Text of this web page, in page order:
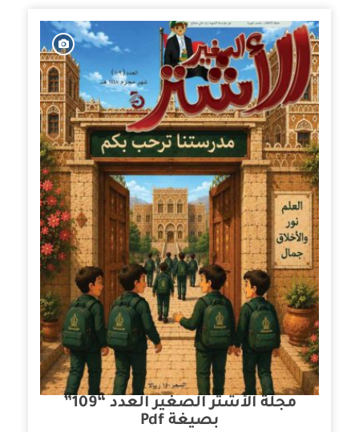
مجلة الأشتر الصغير العدد “109”
بصيغة Pdf